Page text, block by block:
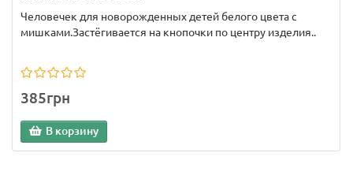
Человечек для новорожденных детей белого цвета с
мишками.Застёгивается на кнопочки по центру изделия..
385грн
В корзину